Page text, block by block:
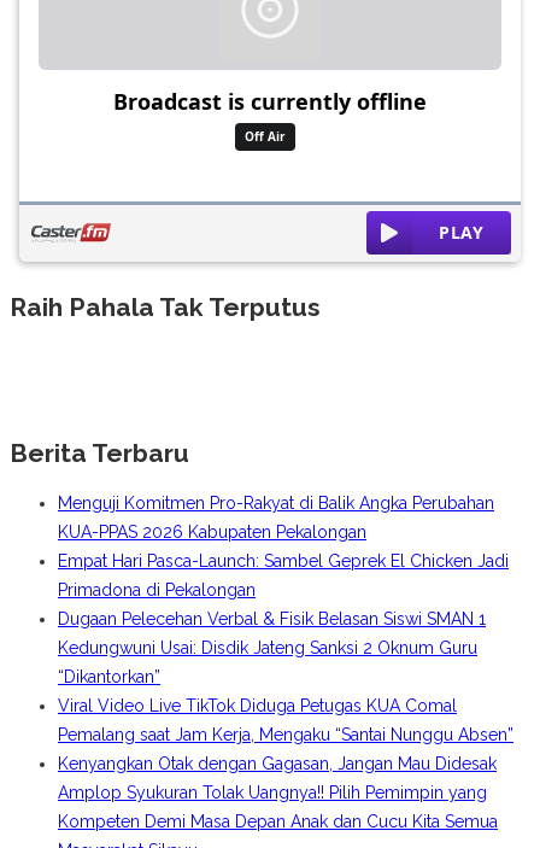
Raih Pahala Tak Terputus
Berita Terbaru
Menguji Komitmen Pro-Rakyat di Balik Angka Perubahan
KUA-PPAS 2026 Kabupaten Pekalongan
Empat Hari Pasca-Launch: Sambel Geprek El Chicken Jadi
Primadona di Pekalongan
Dugaan Pelecehan Verbal & Fisik Belasan Siswi SMAN 1
Kedungwuni Usai: Disdik Jateng Sanksi 2 Oknum Guru
“Dikantorkan”
Viral Video Live TikTok Diduga Petugas KUA Comal
Pemalang saat Jam Kerja, Mengaku “Santai Nunggu Absen”
Kenyangkan Otak dengan Gagasan, Jangan Mau Didesak
Amplop Syukuran Tolak Uangnya!! Pilih Pemimpin yang
Kompeten Demi Masa Depan Anak dan Cucu Kita Semua